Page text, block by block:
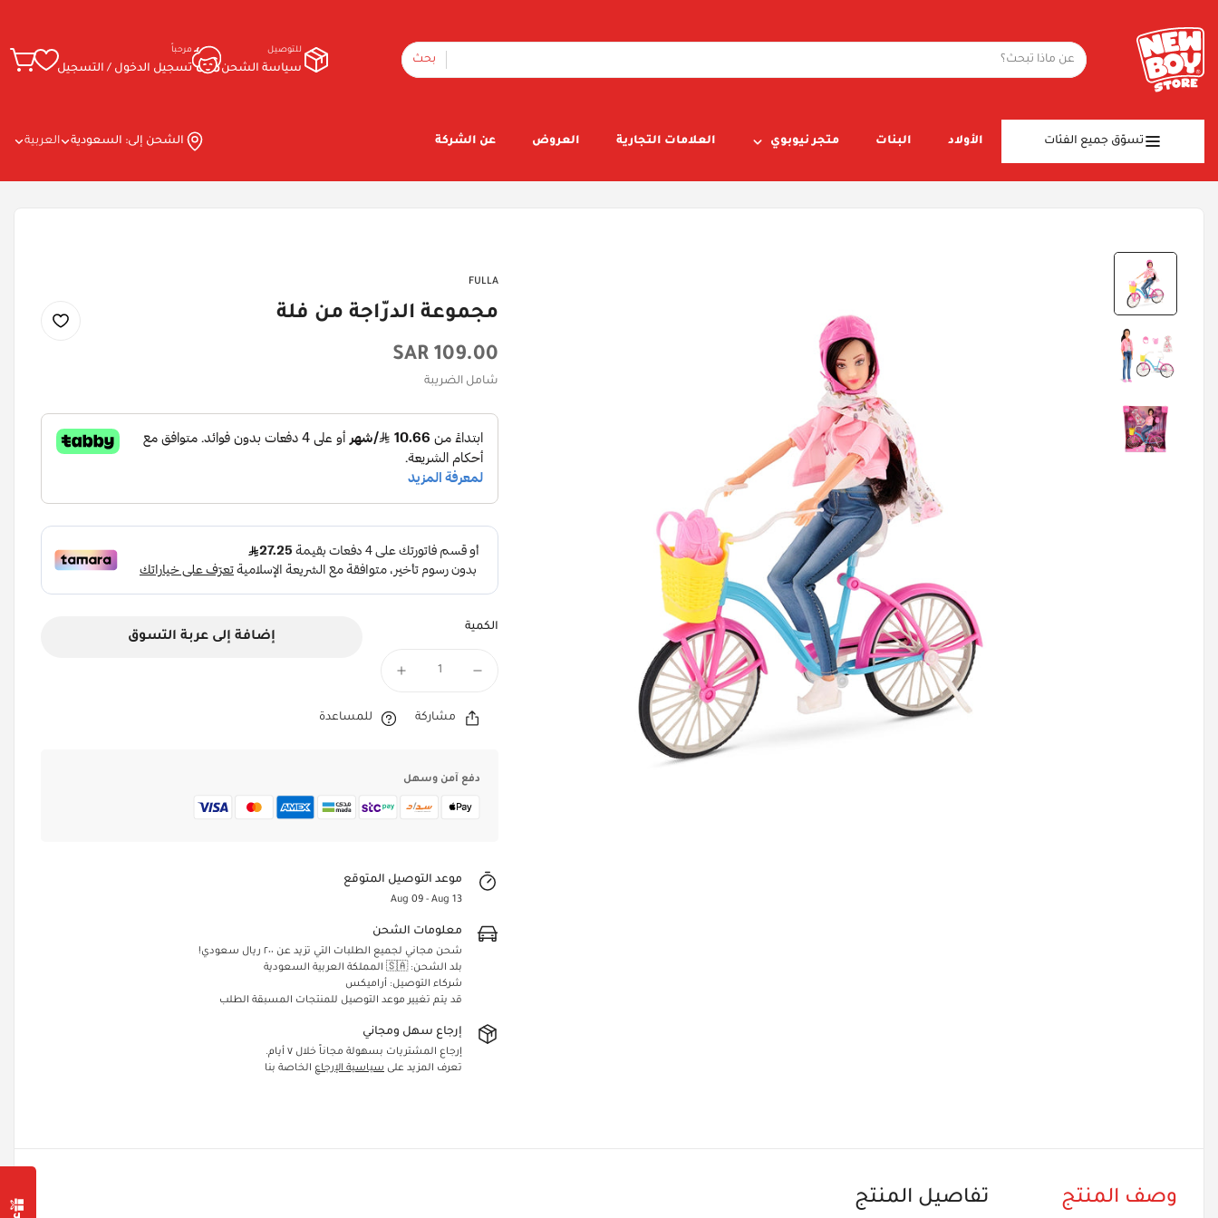
بحث
للتوصيل
سياسة الشحن
مرحباً
تسجيل الدخول / التسجيل
تسوّق جميع الفئات الأولاد البنات متجر نيوبوي العلامات التجارية العروض عن الشركة الشحن إلى: السعودية العربية
FULLA
مجموعة الدرّاجة من فلة
السعر
الأصلي
109.00 SAR
شامل الضريبة
الكمية
إضافة إلى عربة التسوق
مشاركة للمساعدة
دفع آمن وسهل
موعد التوصيل المتوقع
Aug 09 - Aug 13
معلومات الشحن
شحن مجاني لجميع الطلبات التي تزيد عن ٢٠٠ ريال سعودي!
بلد الشحن: 🇸🇦 المملكة العربية السعودية
شركاء التوصيل: أراميكس
قد يتم تغيير موعد التوصيل للمنتجات المسبقة الطلب
إرجاع سهل ومجاني
إرجاع المشتريات بسهولة مجاناً خلال ٧ أيام.
تعرف المزيد على سياسية الإرجاع الخاصة بنا
وصف المنتج تفاصيل المنتج